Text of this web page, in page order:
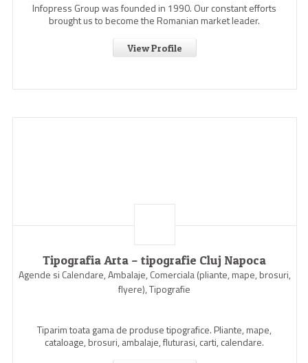
Infopress Group was founded in 1990. Our constant efforts
brought us to become the Romanian market leader.
View Profile
Tipografia Arta – tipografie Cluj Napoca
Agende si Calendare, Ambalaje, Comerciala (pliante, mape, brosuri,
flyere), Tipografie
Tiparim toata gama de produse tipografice. Pliante, mape,
cataloage, brosuri, ambalaje, fluturasi, carti, calendare.